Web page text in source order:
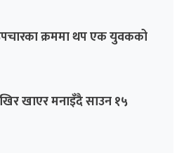
क्रममा थप एक युवकको
खाएर मनाइँदै साउन १५